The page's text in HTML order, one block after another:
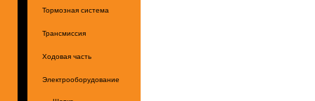
Тормозная система
Трансмиссия
Ходовая часть
Электрооборудование